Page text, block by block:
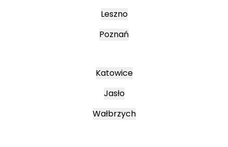
Leszno
Poznań
Katowice
Jasło
Wałbrzych